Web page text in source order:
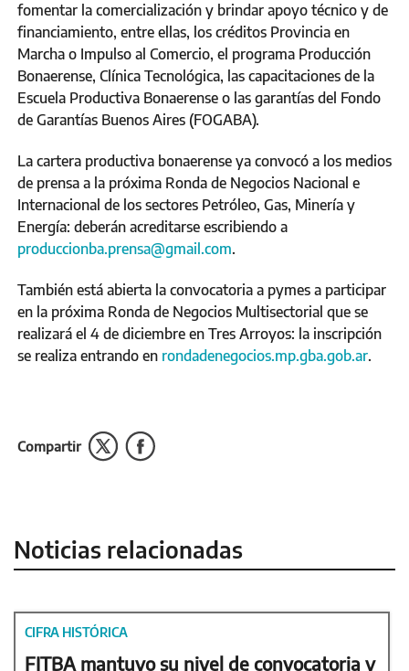
fomentar la comercialización y brindar apoyo técnico y de
financiamiento, entre ellas, los créditos Provincia en
Marcha o Impulso al Comercio, el programa Producción
Bonaerense, Clínica Tecnológica, las capacitaciones de la
Escuela Productiva Bonaerense o las garantías del Fondo
de Garantías Buenos Aires (FOGABA).
La cartera productiva bonaerense ya convocó a los medios
de prensa a la próxima Ronda de Negocios Nacional e
Internacional de los sectores Petróleo, Gas, Minería y
Energía: deberán acreditarse escribiendo a
produccionba.prensa@gmail.com.
También está abierta la convocatoria a pymes a participar
en la próxima Ronda de Negocios Multisectorial que se
realizará el 4 de diciembre en Tres Arroyos: la inscripción
se realiza entrando en rondadenegocios.mp.gba.gob.ar.
Compartir
Noticias relacionadas
CIFRA HISTÓRICA
FITBA mantuvo su nivel de convocatoria y